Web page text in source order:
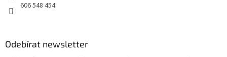
606 548 454
Odebírat newsletter